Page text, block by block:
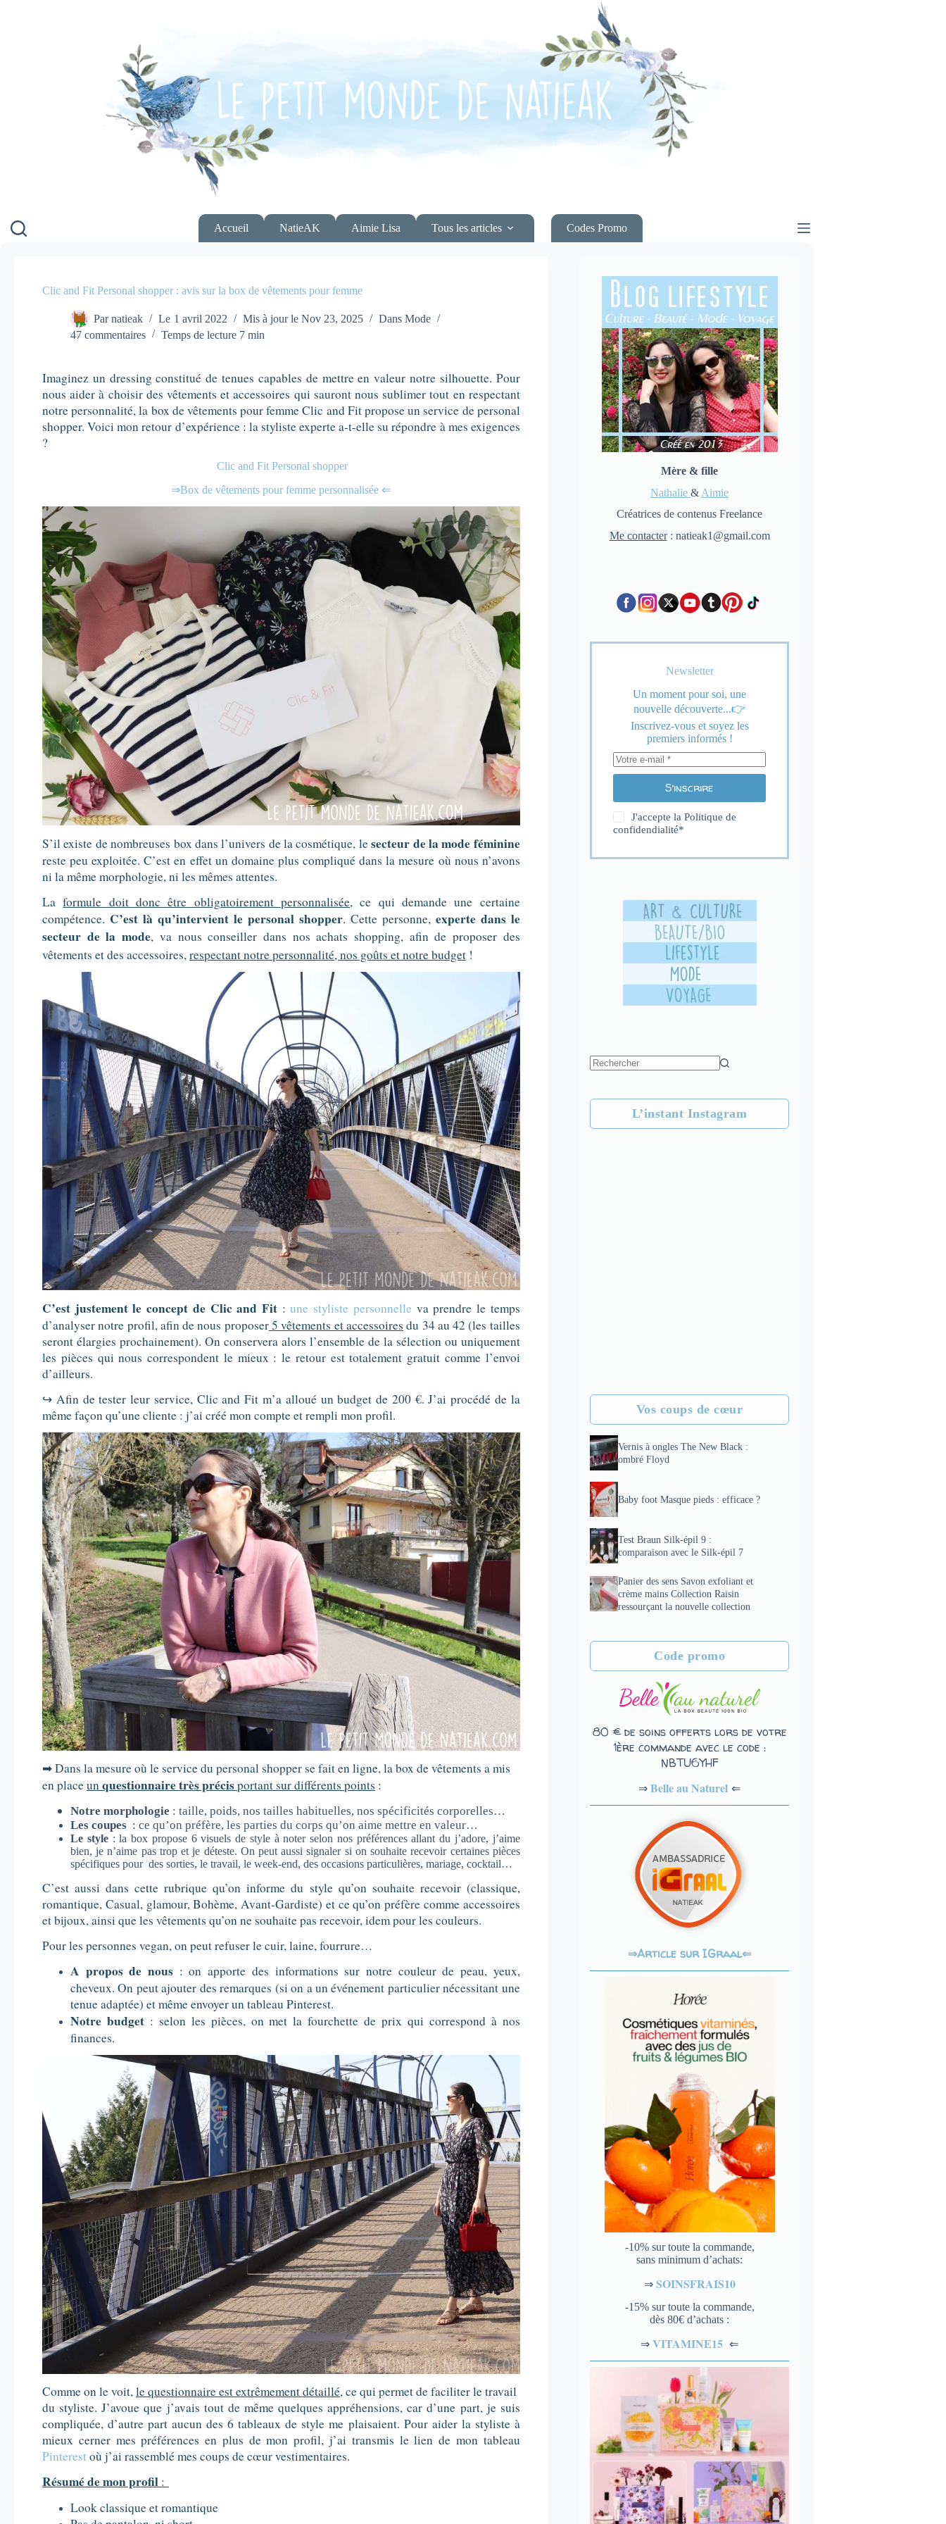
Accueil NatieAK Aimie Lisa Tous les articles Codes Promo
Clic and Fit Personal shopper : avis sur la box de vêtements pour femme
Par natieak Le 1 avril 2022 Mis à jour le Nov 23, 2025 Dans Mode
47 commentaires
Temps de lecture 7 min
Imaginez un dressing constitué de tenues capables de mettre en valeur notre silhouette. Pour
nous aider à choisir des vêtements et accessoires qui sauront nous sublimer tout en respectant
notre personnalité, la box de vêtements pour femme Clic and Fit propose un service de personal
shopper. Voici mon retour d’expérience : la styliste experte a-t-elle su répondre à mes exigences
?
Clic and Fit Personal shopper
⇒Box de vêtements pour femme personnalisée ⇐
S’il existe de nombreuses box dans l’univers de la cosmétique, lesecteur de la mode féminine
reste peu exploitée. C’est en effet un domaine plus compliqué dans la mesure où nous n’avons
ni la même morphologie, ni les mêmes attentes.
Laformule doit donc être obligatoirement personnalisée, ce qui demande une certaine
compétence. C’est là qu’intervient le personal shopper. Cette personne, experte dans le
secteur de la mode, va nous conseiller dans nos achats shopping, afin de proposer des
vêtements et des accessoires,respectant notre personnalité, nos goûts et notre budget !
C’est justement le concept de Clic and Fit :une styliste personnelle va prendre le temps
d’analyser notre profil, afin de nous proposer5 vêtements et accessoires du 34 au 42 (les tailles
seront élargies prochainement). On conservera alors l’ensemble de la sélection ou uniquement
les pièces qui nous correspondent le mieux : le retour est totalement gratuit comme l’envoi
d’ailleurs.
↪ Afin de tester leur service, Clic and Fit m’a alloué un budget de 200 €. J’ai procédé de la
même façon qu’une cliente : j’ai créé mon compte et rempli mon profil.
➡ Dans la mesure où le service du personal shopper se fait en ligne, la box de vêtements a mis
en placeunquestionnaire très précisportant sur différents points :
Notre morphologie : taille, poids, nos tailles habituelles, nos spécificités corporelles…
Les coupes : ce qu’on préfère, les parties du corps qu’on aime mettre en valeur…
Le style : la box propose 6 visuels de style à noter selon nos préférences allant du j’adore, j’aime
bien, je n’aime pas trop et je déteste. On peut aussi signaler si on souhaite recevoir certaines pièces
spécifiques pour des sorties, le travail, le week-end, des occasions particulières, mariage, cocktail…
C’est aussi dans cette rubrique qu’on informe du style qu’on souhaite recevoir (classique,
romantique, Casual, glamour, Bohème, Avant-Gardiste) et ce qu’on préfère comme accessoires
et bijoux, ainsi que les vêtements qu’on ne souhaite pas recevoir, idem pour les couleurs.
Pour les personnes vegan, on peut refuser le cuir, laine, fourrure…
A propos de nous : on apporte des informations sur notre couleur de peau, yeux,
cheveux. On peut ajouter des remarques (si on a un événement particulier nécessitant une
tenue adaptée) et même envoyer un tableau Pinterest.
Notre budget: selon les pièces, on met la fourchette de prix qui correspond à nos
finances.
Comme on le voit,le questionnaire est extrêmement détaillé, ce qui permet de faciliter le travail
du styliste. J’avoue que j’avais tout de même quelques appréhensions, car d’une part, je suis
compliquée, d’autre part aucun des 6 tableaux de style me plaisaient. Pour aider la styliste à
mieux cerner mes préférences en plus de mon profil, j’ai transmis le lien de mon tableau
Pinterestoù j’ai rassemblé mes coups de cœur vestimentaires.
Résumé de mon profil :
Look classique et romantique
Mère & fille
Nathalie& Aimie
Créatrices de contenus Freelance
Me contacter: natieak1@gmail.com
Newsletter
Un moment pour soi, une
nouvelle découverte...👉
Inscrivez-vous et soyez les
premiers informés !
S’inscrire
J'accepte la Politique de
confidendialité*
L’instant Instagram
Vos coups de cœur
Vernis à ongles The New Black :
ombré Floyd
Baby foot Masque pieds : efficace ?
Test Braun Silk-épil 9 :
comparaison avec le Silk-épil 7
Panier des sens Savon exfoliant et
crème mains Collection Raisin
ressourçant la nouvelle collection
Code promo
80 € de soins offerts lors de votre
1ère commande avec le code :
NBTU6YHF
⇒Belle au Naturel ⇐
⇒Article sur IGraal⇐
-10% sur toute la commande,
sans minimum d’achats:
⇒ SOINSFRAIS10
-15% sur toute la commande,
dès 80€ d’achats :
⇒VITAMINE15 ⇐